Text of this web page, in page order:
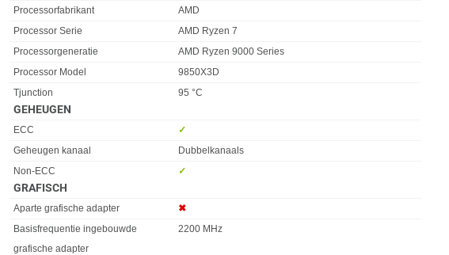
Processorfabrikant
AMD
Processor Serie
AMD Ryzen 7
Processorgeneratie
AMD Ryzen 9000 Series
Processor Model
9850X3D
Tjunction
95 °C
GEHEUGEN
Eigenschap
ECC
✓︎
Geheugen kanaal
Dubbelkanaals
Non-ECC
✓︎
GRAFISCH
Eigenschap Waarde
Aparte grafische adapter
✖︎
Basisfrequentie ingebouwde
grafische adapter
2200 MHz